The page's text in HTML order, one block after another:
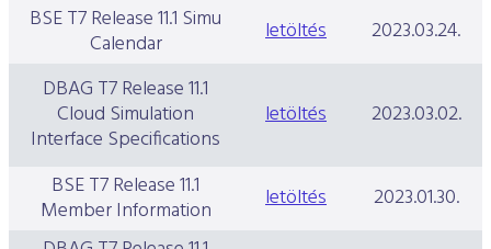
BSE T7 Release 11.1 Simu
Calendar letöltés
2023.03.24.
DBAG T7 Release 11.1
Cloud Simulation
Interface Specifications
letöltés 2023.03.02.
BSE T7 Release 11.1
Member Information letöltés
2023.01.30.